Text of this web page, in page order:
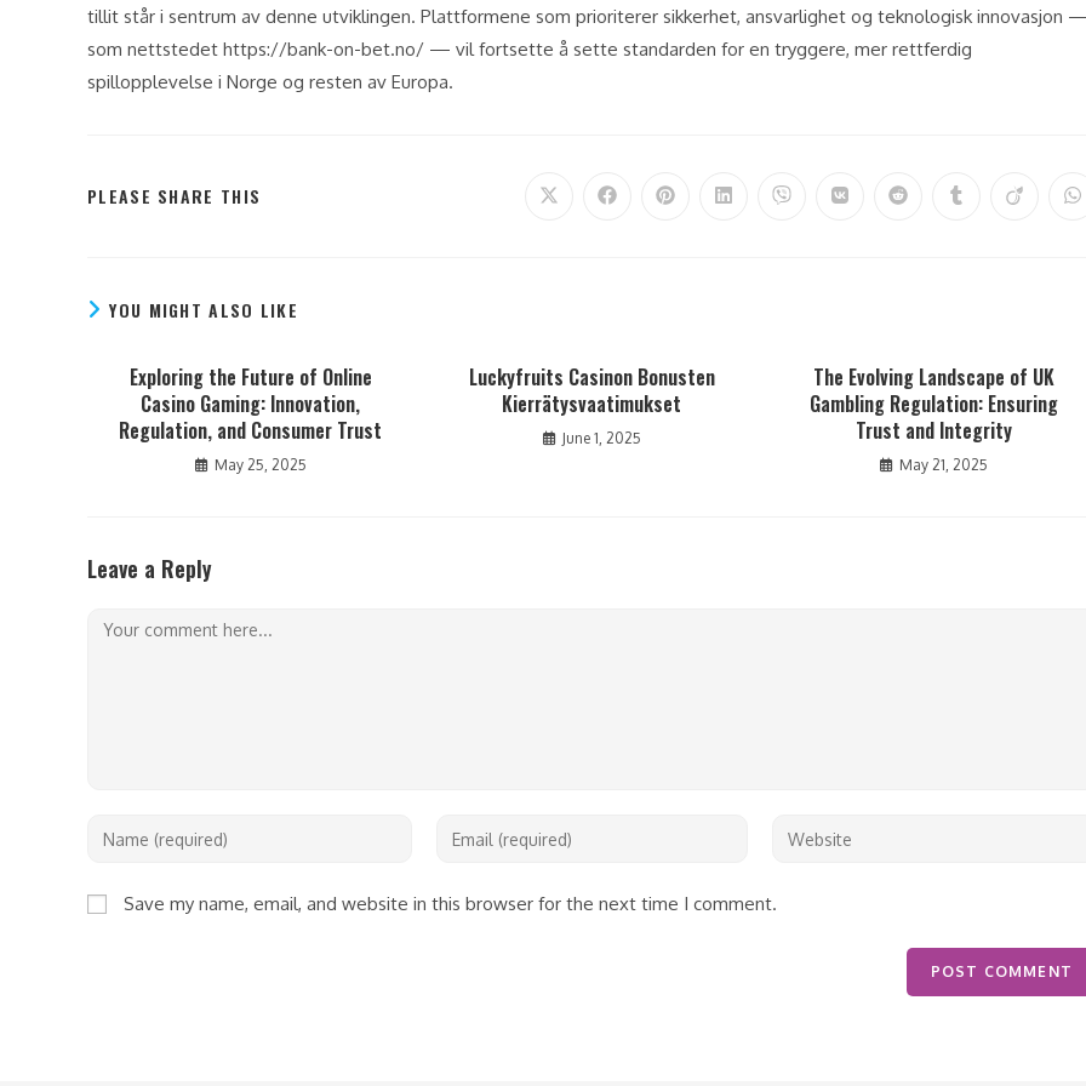
tillit står i sentrum av denne utviklingen. Plattformene som prioriterer sikkerhet, ansvarlighet og teknologisk innovasjon
som nettstedet https://bank-on-bet.no/ — vil fortsette å sette standarden for en tryggere, mer rettferdig
spillopplevelse i Norge og resten av Europa.
PLEASE SHARE THIS
YOU MIGHT ALSO LIKE
Exploring the Future of Online
Casino Gaming: Innovation,
Regulation, and Consumer Trust
May 25, 2025
Luckyfruits Casinon Bonusten
Kierrätysvaatimukset
June 1, 2025
The Evolving Landscape of UK
Gambling Regulation: Ensuring
Trust and Integrity
May 21, 2025
Leave a Reply
Save my name, email, and website in this browser for the next time I comment.